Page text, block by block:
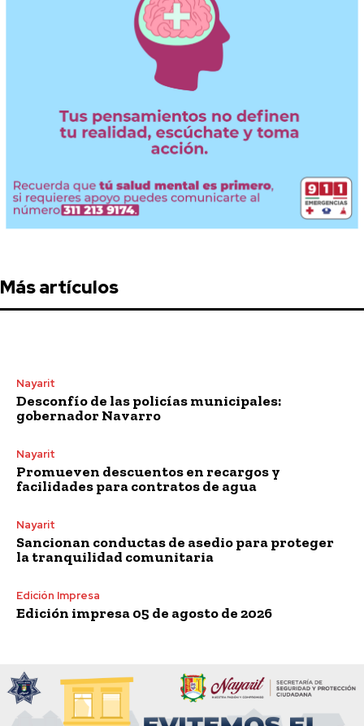
Más artículos
Nayarit
Desconfío de las policías municipales:
gobernador Navarro
Nayarit
Promueven descuentos en recargos y
facilidades para contratos de agua
Nayarit
Sancionan conductas de asedio para proteger
la tranquilidad comunitaria
Edición Impresa
Edición impresa 05 de agosto de 2026